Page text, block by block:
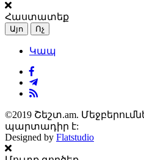
Հաստատեք
Այո Ոչ
Կապ
©2019 Շեշտ.am.
պարտադիր է:
Designed by Flatstudio